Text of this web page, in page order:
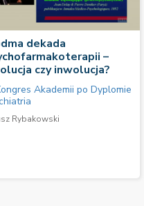
dekada
–
czy inwolucja?
Akademii po Dyplomie
Rybakowski